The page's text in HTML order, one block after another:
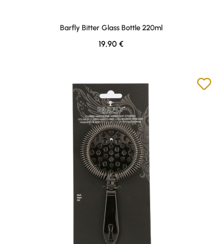
Barfly Bitter Glass Bottle 220ml
Regulärer Preis:
19,90 €